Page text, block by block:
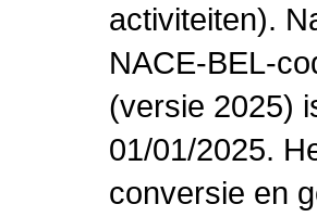
activiteiten).
NACE-BEL-
(versie 2025)
01/01/2025.
conversie en